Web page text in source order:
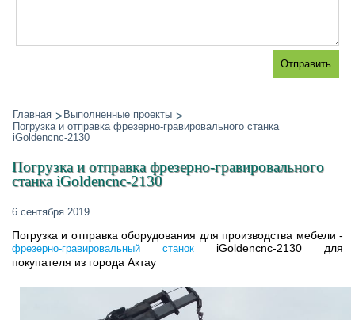
Главная
Выполненные проекты
Погрузка и отправка фрезерно-гравировального станка
iGoldencnc-2130
Погрузка и отправка фрезерно-гравировального
станка iGoldencnc-2130
6 сентября 2019
Погрузка и отправка оборудования для производства мебели -
фрезерно-гравировальный станок iGoldencnc-2130 для
покупателя из города Актау